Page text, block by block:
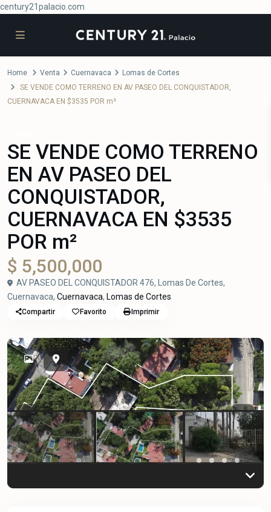
century21palacio.com
Home Venta Cuernavaca
Lomas de Cortes
SE VENDE COMO TERRENO EN AV PASEO DEL CONQUISTADOR,
CUERNAVACA EN $3535 POR m²
SE VENDE COMO TERRENO
EN AV PASEO DEL
CONQUISTADOR,
CUERNAVACA EN $3535
POR m²
$ 5,500,000
AV PASEO DEL CONQUISTADOR 476, Lomas De Cortes,
Cuernavaca, Cuernavaca, Lomas de Cortes
Compartir Favorito Imprimir
Previous